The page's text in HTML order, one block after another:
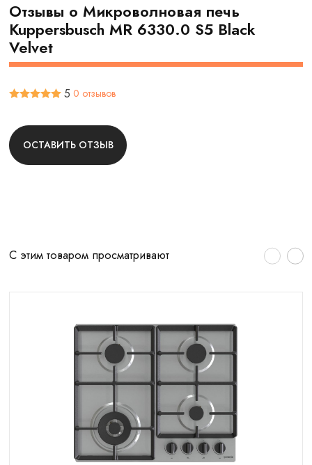
Отзывы о Микроволновая печь
Kuppersbusch MR 6330.0 S5 Black
Velvet
5 0 отзывов
ОСТАВИТЬ ОТЗЫВ
С этим товаром просматривают